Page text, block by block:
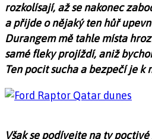
rozkolísají, až se nakonec
a přijde o nějaký ten hůř
Durangem mě tahle místa
samé fleky projíždí, aniž
Ten pocit sucha a bezpečí je k
Však se podívejte na ty